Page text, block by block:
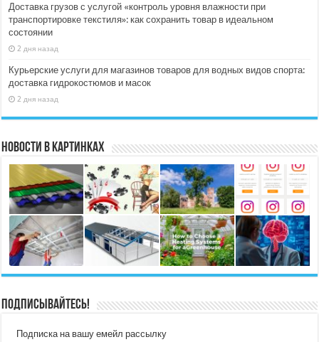
Доставка грузов с услугой «контроль уровня влажности при
транспортировке текстиля»: как сохранить товар в идеальном
состоянии
2 дня назад
Курьерские услуги для магазинов товаров для водных видов спорта:
доставка гидрокостюмов и масок
2 дня назад
Новости в картинках
Подписывайтесь!
Подписка на вашу емейл рассылку